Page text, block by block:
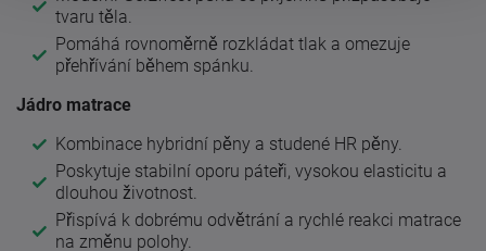
tvaru těla.
Pomáhá rovnoměrně rozkládat tlak a omezuje
přehřívání během spánku.
Jádro matrace
Kombinace hybridní pěny a studené HR pěny.
Poskytuje stabilní oporu páteři, vysokou elasticitu a
dlouhou životnost.
Přispívá k dobrému odvětrání a rychlé reakci matrace
na změnu polohy.